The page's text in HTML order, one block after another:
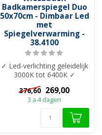
Badkamerspiegel Duo
50x70cm - Dimbaar Led
met
Spiegelverwarming -
38.4100
✓ Led-verlichting geleidelijk
3000K tot 6400K ✓
Dimbaar verlichting ✓
Spiegelver...
376,60 269,00
3 a 4 dagen